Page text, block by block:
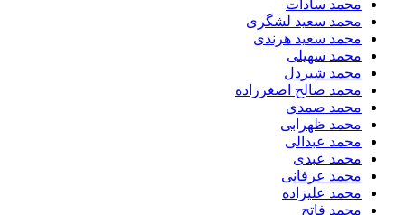
محمد سادات
محمد سعید لشگری
محمد سعید هرندی
محمد سهیلی
​محمد شیردل
محمد صالح اصغرزاده
محمد صمدی
محمد ظهرابی
محمد عبدالی
محمد عبدی
محمد عرفانی
محمد علیزاده
محمد فاتح